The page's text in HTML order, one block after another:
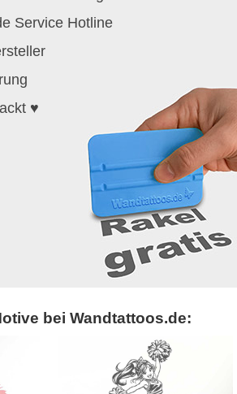
Service Hotline
♥
bei Wandtattoos.de: